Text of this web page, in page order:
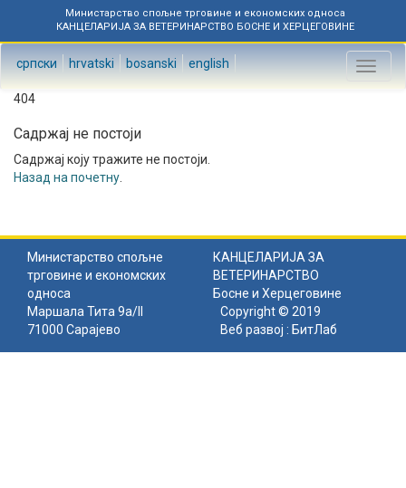
Министарство спољне трговине и економских односа
КАНЦЕЛАРИЈА ЗА ВЕТЕРИНАРСТВО БОСНЕ И ХЕРЦЕГОВИНЕ
српски hrvatski bosanski english
Toggle
404
Садржај не постоји
Садржај коју тражите не постоји.
Назад на почетну
Министарство спољне
трговине и економских
односа
КАНЦЕЛАРИЈА ЗА
ВЕТЕРИНАРСТВО
Босне и Херцеговине
Маршала Тита 9а/II
71000 Сарајево
Copyright © 2019
Веб развој : БитЛаб